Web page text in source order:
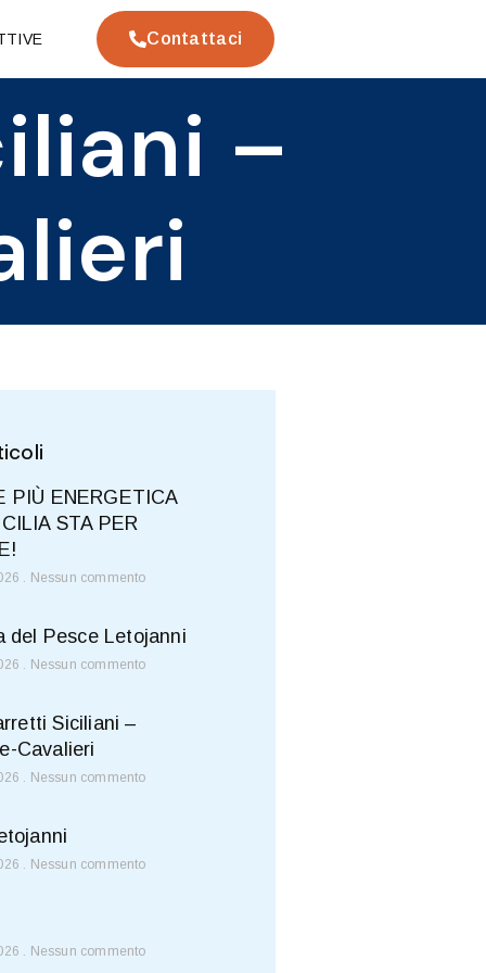
Contattaci
–
PIÙ ENERGETICA
STA PER
Nessun commento
del Pesce Letojanni
Nessun commento
Siciliani –
Cavalieri
Nessun commento
Nessun commento
Nessun commento